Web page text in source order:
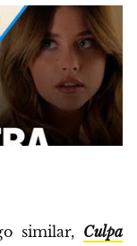
similar, Culpa